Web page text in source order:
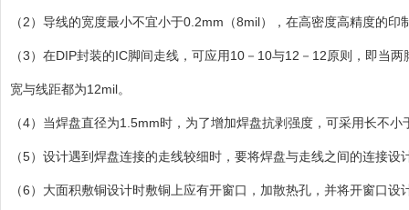
（2）导线的宽度最小不宜小于0.2mm（8mil），在高密度高精度的
（3）在DIP封装的IC脚间走线，可应用10－10与12－12原则，即当
宽与线距都为12mil。
（4）当焊盘直径为1.5mm时，为了增加焊盘抗剥强度，可采用长不
（5）设计遇到焊盘连接的走线较细时，要将焊盘与走线之间的连接
（6）大面积敷铜设计时敷铜上应有开窗口，加散热孔，并将开窗口设